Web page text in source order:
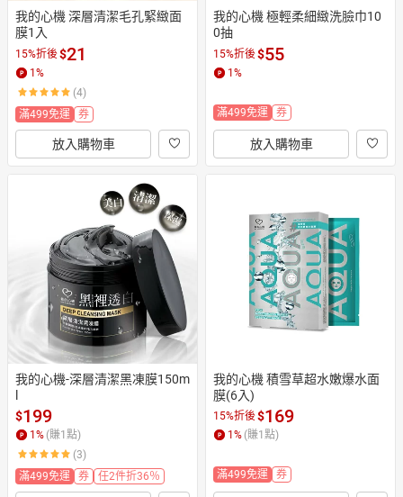
我的心機 深層清潔毛孔緊緻面
膜1入
15%折後$21
1%
(4)
滿499免運
券
放入購物車
我的心機 極輕柔細緻洗臉巾10
0抽
15%折後$55
1%
滿499免運 券
放入購物車
我的心機-深層清潔黑凍膜150m
l
$199
1 % (賺1 點)
(3)
滿499免運
券 任2件折36％
我的心機 積雪草超水嫩爆水面
膜(6入)
15%折後$169
1 % (賺1 點)
滿499免運 券